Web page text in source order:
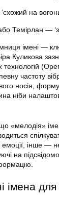
на
Темірлан —
імені —
Куликова
технологій
частоту
носія,
ніби
«мелодія»
емоції, інше —
на
імена